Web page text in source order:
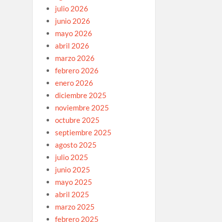
julio 2026
junio 2026
mayo 2026
abril 2026
marzo 2026
febrero 2026
enero 2026
diciembre 2025
noviembre 2025
octubre 2025
septiembre 2025
agosto 2025
julio 2025
junio 2025
mayo 2025
abril 2025
marzo 2025
febrero 2025